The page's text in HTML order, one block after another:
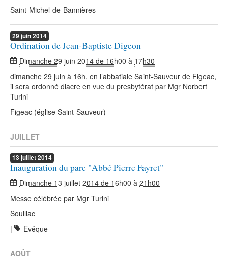
Saint-Michel-de-Bannières
29 juin2014
Ordination de Jean-Baptiste Digeon
Dimanche 29 juin 2014 de 16h00 à 17h30
dimanche 29 juin à 16h, en l’abbatiale Saint-Sauveur de Figeac,
il sera ordonné diacre en vue du presbytérat par Mgr Norbert
Turini
Figeac (église Saint-Sauveur)
JUILLET
13 juillet2014
Inauguration du parc "Abbé Pierre Fayret"
Dimanche 13 juillet 2014 de 16h00 à 21h00
Messe célébrée par Mgr Turini
Souillac
|
Evêque
AOÛT